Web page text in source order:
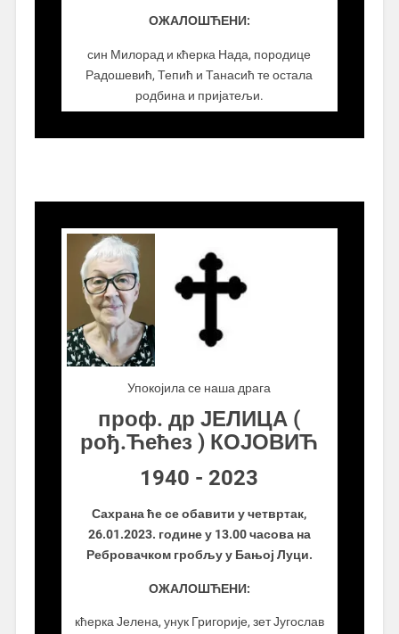
ОЖАЛОШЋЕНИ:
син Милорад и кћерка Нада, породице
Радошевић, Тепић и Танасић те остала
родбина и пријатељи.
Упокојила се наша драга
проф. др ЈЕЛИЦА (
рођ.Ћећез ) КОЈОВИЋ
1940 - 2023
Сахрана ће се обавити у четвртак,
26.01.2023. године у 13.00 часова на
Ребровачком гробљу у Бањој Луци.
ОЖАЛОШЋЕНИ:
кћерка Јелена, унук Григорије, зет Југослав